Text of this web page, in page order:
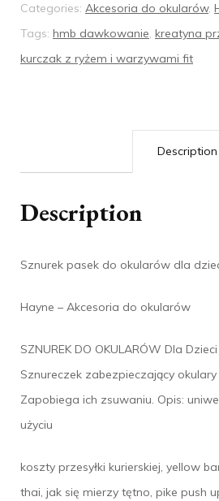
Categories: Akcesoria do okularów,
Tags: hmb dawkowanie, kreatyna
kurczak z ryżem i warzywami fit
Description
Description
Sznurek pasek do okularów dla
Hayne – Akcesoria do okularów
SZNUREK DO OKULARÓW Dla
Sznureczek zabezpieczający
Zapobiega ich zsuwaniu. Opis:
użyciu
koszty przesyłki kurierskiej, yellow
thai, jak się mierzy tętno, pike push